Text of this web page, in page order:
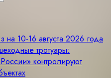
на 10-16 августа 2026 года
тротуары:
контролируют